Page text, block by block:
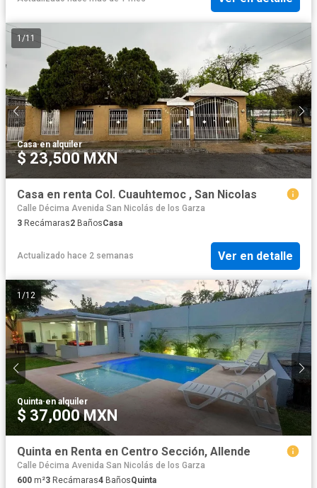
1/11
Casa·en alquiler
$ 23,500 MXN
Casa en renta Col. Cuauhtemoc , San Nicolas
Calle Décima Avenida San Nicolás de los Garza
3 Recámaras2 BañosCasa
Actualizado hace 2 semanas Ver en detalle
1 /12
Quinta·en alquiler
$ 37,000 MXN
Quinta en Renta en Centro Sección, Allende
Calle Décima Avenida San Nicolás de los Garza
600 m²3 Recámaras4 BañosQuinta